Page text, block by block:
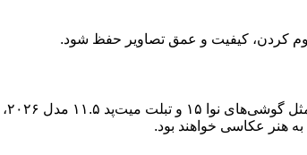
کردن، کیفیت و عمق تصاویر حفظ شود.
هنر عکاسی خواهند بود.